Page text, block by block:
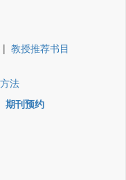
| 教授推荐书目
法
期刊预约